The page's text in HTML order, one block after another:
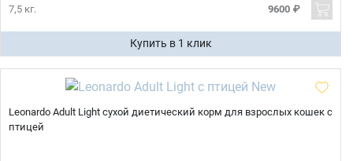
7,5 кг. 9600 ₽
Купить в 1 клик
Leonardo Adult Light сухой диетический корм для взрослых кошек с
птицей